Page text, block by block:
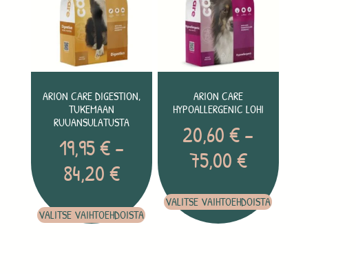
ARION CARE DIGESTION,
TUKEMAAN
RUUANSULATUSTA
19,95€–
84,20€
VALITSE VAIHTOEHDOISTA
ARION CARE
HYPOALLERGENIC LOHI
20,60€–
75,00€
VALITSE VAIHTOEHDOISTA